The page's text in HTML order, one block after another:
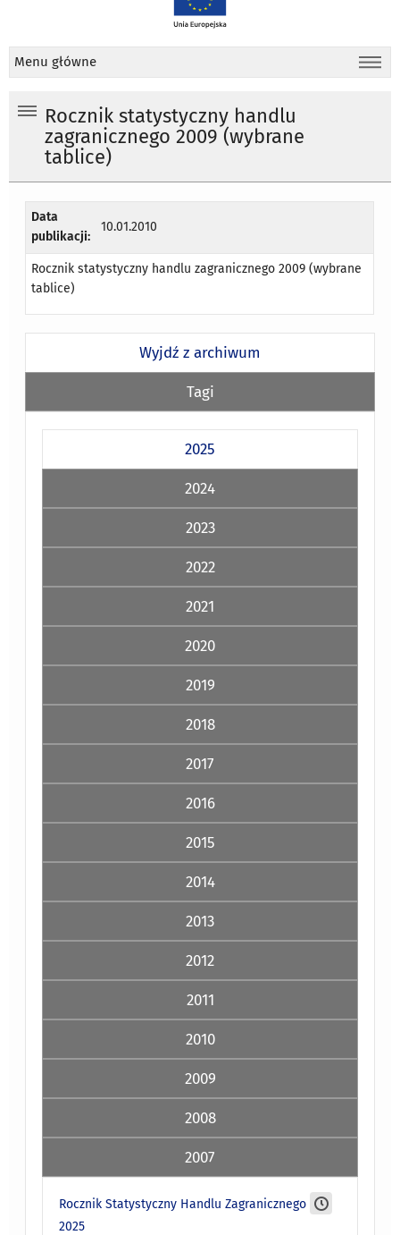
Menu główne
Rocznik statystyczny handlu
zagranicznego 2009 (wybrane
tablice)
Data
publikacji:
10.01.2010
Rocznik statystyczny handlu zagranicznego 2009 (wybrane
tablice)
Wyjdź z archiwum
Tagi
2025
2024
2023
2022
2021
2020
2019
2018
2017
2016
2015
2014
2013
2012
2011
2010
2009
2008
2007
Rocznik Statystyczny Handlu Zagranicznego
2025